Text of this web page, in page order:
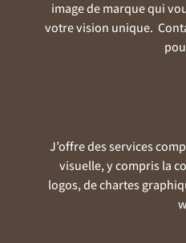
image de marque qui
votre vision unique.
J’offre des services
visuelle, y compris la
logos, de chartes